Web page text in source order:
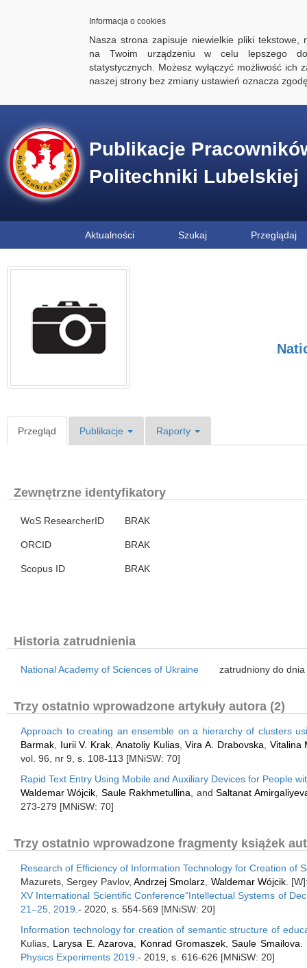
Informacja o cookies
Nasza strona zapisuje niewielkie pliki tekstowe,
na Twoim urządzeniu w celu lepszego
statystycznych. Możesz wyłączyć możliwość ich
naszej strony bez zmiany ustawień oznacza
Publikacje
Politechniki Lubelskiej
Aktualności Szukaj Przeglądaj
Przegląd Publikacje Raporty
Zewnętrzne identyfikatory
WoS ResearcherID BRAK
ORCID BRAK
Scopus ID BRAK
Historia zatrudnienia
National Academy of Sciences of Ukraine zatrudniony do
Trzy ostatnio wprowadzone artykuły autora (2)
Approach to creating an ensemble on a hierarchy of clusters
Barmak
Iurii V. Krak Anatoliy Kulias,Vira A. Drabovska
Vitalina
vol. 96, nr 9, s. 108-113 [MNiSW: 70]
Rapid Text Entry Using Mobile and Auxiliary Devices for People
Waldemar Wójcik Saule Rakhmetullina , andSaltanat
273-279 [MNiSW: 70]
Trzy ostatnio wprowadzone fragmenty książek
Research of Efficiency of Information Technology for Creation of
Mazurets, Sergey Pavlov, Andrzej Smolarz Waldemar Wójcik.
XV International Scientific Conference“Intellectual Systems of
21–25, 2019 .- 2020, s. 554-569 [MNiSW: 20]
Information technology for creation of semantic structure of
Kulias, Larysa E. Azarova Konrad Gromaszek,Saule Smailova
Physics Experiments 2019 .- 2019, s. 616-626 [MNiSW: 20]